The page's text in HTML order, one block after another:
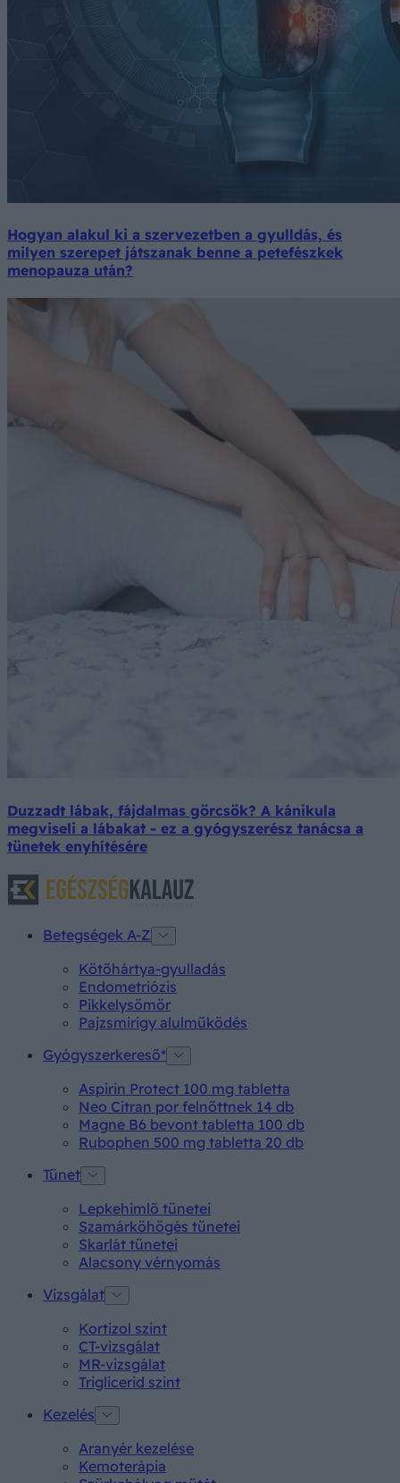
Hogyan alakul ki a szervezetben a gyulldás, és
milyen szerepet játszanak benne a petefészkek
menopauza után?
Duzzadt lábak, fájdalmas görcsök? A kánikula
megviseli a lábakat - ez a gyógyszerész tanácsa a
tünetek enyhítésére
Betegségek A-Z
Kötőhártya-gyulladás
Endometriózis
Pikkelysömör
Pajzsmirigy alulműködés
Gyógyszerkereső*
Aspirin Protect 100 mg tabletta
Neo Citran por felnőttnek 14 db
Magne B6 bevont tabletta 100 db
Rubophen 500 mg tabletta 20 db
Tünet
Lepkehimlő tünetei
Szamárköhögés tünetei
Skarlát tünetei
Alacsony vérnyomás
Vizsgálat
Kortizol szint
CT-vizsgálat
MR-vizsgálat
Triglicerid szint
Kezelés
Aranyér kezelése
Kemoterápia